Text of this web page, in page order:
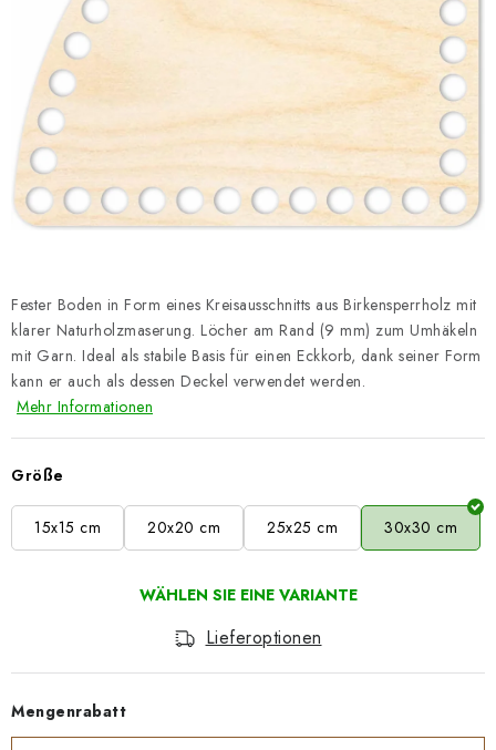
Datenschutzerklärung
Fester Boden in Form eines Kreisausschnitts aus Birkensperrholz mit
klarer Naturholzmaserung. Löcher am Rand (9 mm) zum Umhäkeln
mit Garn. Ideal als stabile Basis für einen Eckkorb, dank seiner Form
kann er auch als dessen Deckel verwendet werden.
Mehr Informationen
Größe
15x15 cm 20x20 cm 25x25 cm 30x30 cm
Lieferoptionen
Mengenrabatt